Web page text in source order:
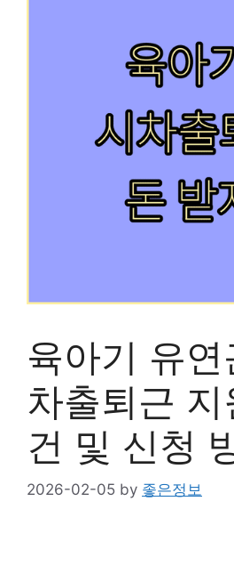
육아기 유연
차출퇴근 지
건 및 신청
2026-02-05 by 좋은정보